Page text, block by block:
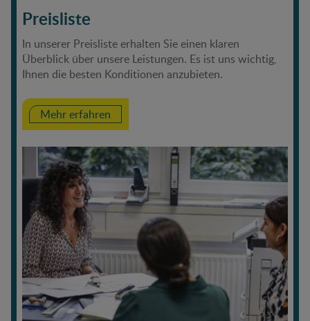
Preisliste
In unserer Preisliste erhalten Sie einen klaren
Überblick über unsere Leistungen. Es ist uns wichtig,
Ihnen die besten Konditionen anzubieten.
Mehr erfahren